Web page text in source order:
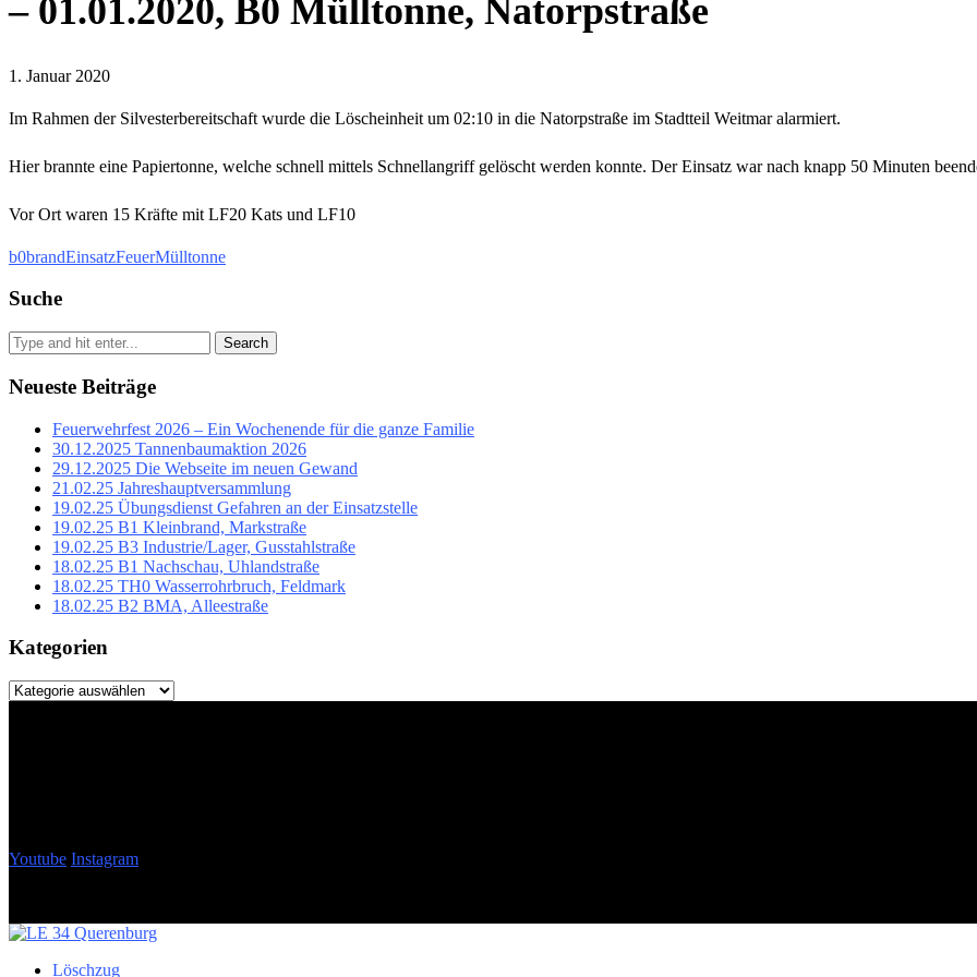
– 01.01.2020, B0 Mülltonne, Natorpstraße
1. Januar 2020
Im Rahmen der Silvesterbereitschaft wurde die Löscheinheit um 02:10 in die Natorpstraße im Stadtteil Weitmar alarmiert.
Hier brannte eine Papiertonne, welche schnell mittels Schnellangriff gelöscht werden konnte. Der Einsatz war nach knapp 50 Minuten
Vor Ort waren 15 Kräfte mit LF20 Kats und LF10
b0brandEinsatzFeuerMülltonne
Suche
Search
Neueste Beiträge
Feuerwehrfest 2026 – Ein Wochenende für die ganze Familie
30.12.2025 Tannenbaumaktion 2026
29.12.2025 Die Webseite im neuen Gewand
21.02.25 Jahreshauptversammlung
19.02.25 Übungsdienst Gefahren an der Einsatzstelle
19.02.25 B1 Kleinbrand, Markstraße
19.02.25 B3 Industrie/Lager, Gusstahlstraße
18.02.25 B1 Nachschau, Uhlandstraße
18.02.25 TH0 Wasserrohrbruch, Feldmark
18.02.25 B2 BMA, Alleestraße
Kategorien
Kategorien
Youtube Instagram
Löschzug